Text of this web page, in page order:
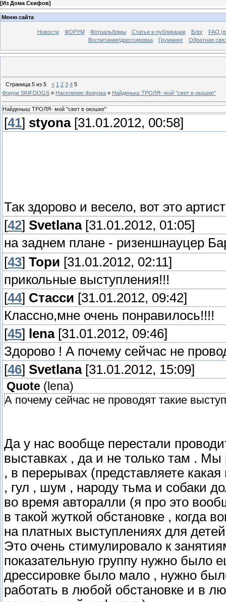
[Из Дома Скифов]
Меню сайта
Новости ФОРУМ Фотоальбомы Статьи и публикации Блог
FAQ
Воспитание/дрессировка
Грумминг Обратная
Страница 5 из 5 « 1 2 3 4 5
Форум SKIFDOGS » Население форума » Найденыш ТРОЛЯ- мой "свет в окошке"
Найденыш ТРОЛЯ- мой "свет в окошке"
[41] styona[31.01.2012, 00:58]
Так здорово и весело, вот это
[42] Svetlana[31.01.2012, 01:05]
на заднем плане - ризеншнауцер
[43] Тори [31.01.2012, 02:11]
прикольные выступления!!!
[44] Стасси [31.01.2012, 09:42]
Классно,мне очень понравилось!!!!
[45] lena[31.01.2012, 09:46]
Здорово ! А почему сейчас не
[46] Svetlana[31.01.2012, 15:09]
Quote ( lena)
А почему сейчас не проводят такие
Да у нас вообще перестали
выставках , да и не только там .
, в перерывах (представляете
, гул , шум , народу тьма и собаки
во время авторалли (я про это
в такой жуткой обстановке , когда
на платных выступлениях для
Это очень стимулировало к
показательную группу нужно было
дрессировке было мало , нужно
работать в любой обстановке и в